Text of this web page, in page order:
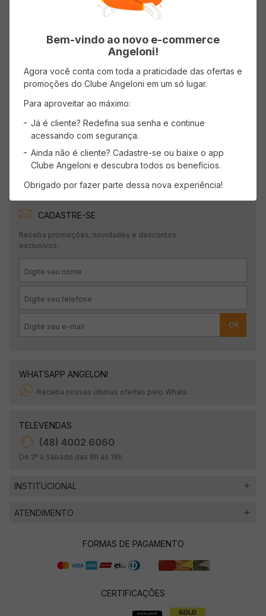
Avaliações
Faça login para escrever uma avaliação.
Carregando avaliações…
CADASTRE-SE
Receba promoções, novidades e descontos
exclusivos.
OK
WHATSAPP ANGELONI
Receba nossas últimas ofertas pelo Whats.
TELEVENDAS
(48) 4002 6060
De 2ª a Sábado das 8h às 18h.
INSTITUCIONAL
ATENDIMENTO
FORMAS DE PAGAMENTO
CERTIFICAÇÕES
Bem-vindo ao novo e-commerce
Angeloni!
Agora você conta com toda a praticidade das ofertas e
promoções do Clube Angeloni em um só lugar.
Para aproveitar ao máximo:
Já é cliente? Redefina sua senha e continue
acessando com segurança.
Ainda não é cliente? Cadastre-se ou baixe o app
Clube Angeloni e descubra todos os benefícios.
Obrigado por fazer parte dessa nova experiência!